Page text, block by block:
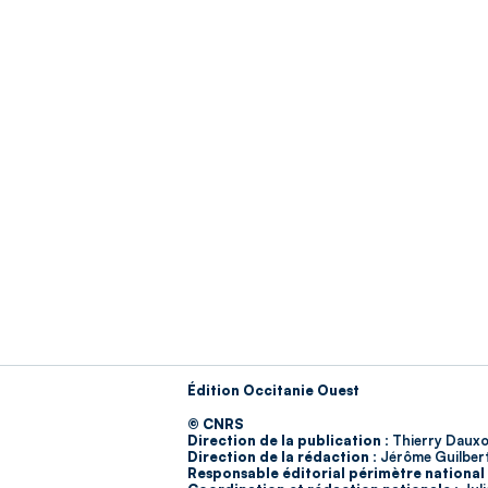
Édition Occitanie Ouest
© CNRS
Direction de la publication : Thierry
Direction de la rédaction : Jérôme
Responsable éditorial périmètre national